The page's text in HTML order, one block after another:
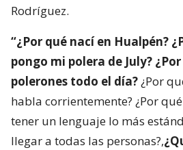
Rodríguez.
“¿Por qué nací en Hualpén?
pongo mi polera de July?
polerones todo el día?¿Por
habla corrientemente? ¿Por
tener un lenguaje lo más
llegar a todas las personas?,